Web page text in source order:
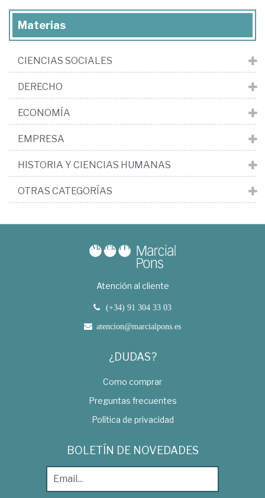
Materias
CIENCIAS SOCIALES
DERECHO
ECONOMÍA
EMPRESA
HISTORIA Y CIENCIAS HUMANAS
OTRAS CATEGORÍAS
Atención al cliente
(+34) 91 304 33 03
atencion@marcialpons.es
¿DUDAS?
Como comprar
Preguntas frecuentes
Política de privacidad
BOLETÍN DE NOVEDADES